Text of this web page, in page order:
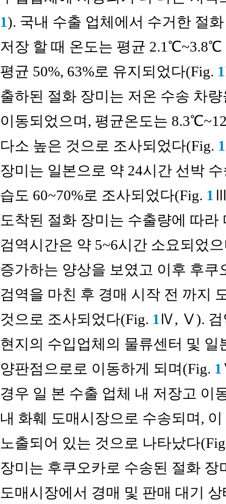
1). 국내 수출 업체에서 수거한 절
저장 할 때 온도는 평균
평균 50%, 63%로 유지되었다(Fig. 1
출하된 절화 장미는 저온 수송 차
이동되었으며, 평균온도는
다소 높은 것으로 조사되었다(Fig. 1
장미는 일본으로 약 24시간 선박
습도 60~70%로 조사되었다(Fig. 1
도착된 절화 장미는 수출량에 따
검역시간은 약 5~6시간 소요되었
증가하는 양상을 보였고 이후 후
검역을 마친 후 경매 시작 전 까지
것으로 조사되었다(Fig. 1Ⅳ, Ⅴ). 검
현지의 수입업체의 물류센터 및
양판점으로로 이동하게 되며(Fig. 1
경우 일 본 수출 업체 내 저장고 이
내 화훼 도매시장으로 수송되며,
노출되어 있는 것으로 나타났다
장미는 후쿠오카로 수송된 절화
도매시장에서 경매 및 판매 대기